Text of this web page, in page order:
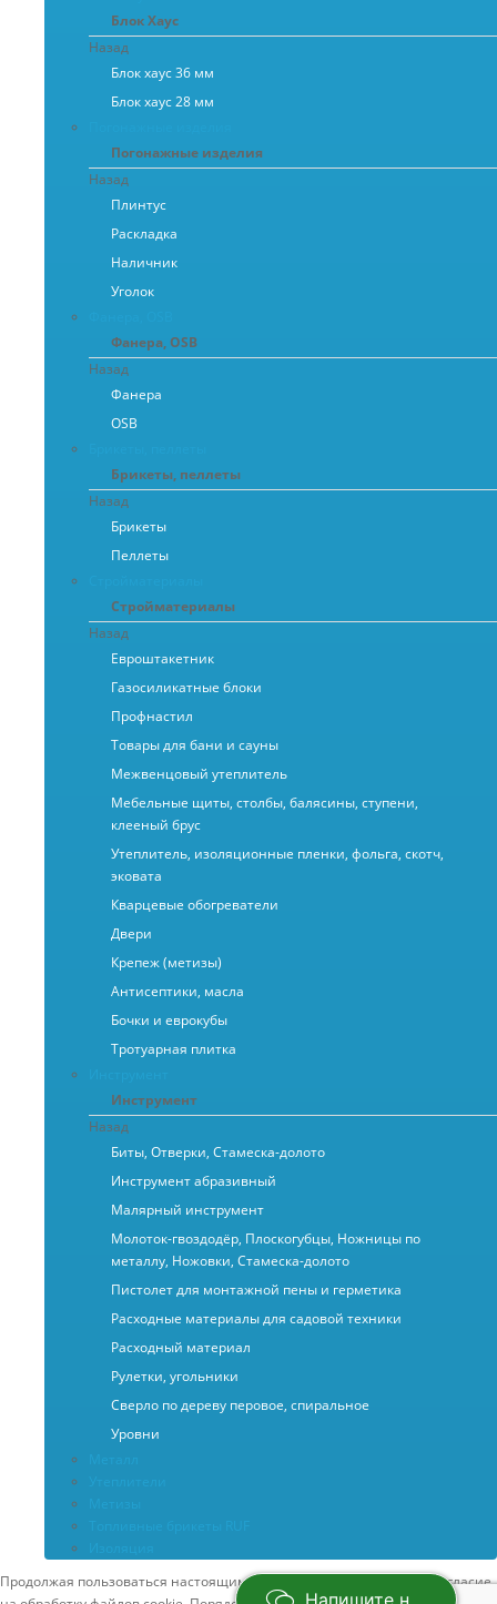
Блок Хаус
Назад
Блок хаус 36 мм
Блок хаус 28 мм
Погонажные изделия
Назад
Плинтус
Раскладка
Наличник
Уголок
Фанера, OSB
Назад
Фанера
OSB
Брикеты, пеллеты
Назад
Брикеты
Пеллеты
Стройматериалы
Назад
Евроштакетник
Газосиликатные блоки
Профнастил
Товары для бани и сауны
Межвенцовый утеплитель
Мебельные щиты, столбы, балясины, ступени,
клееный брус
Утеплитель, изоляционные пленки, фольга, скотч,
эковата
Кварцевые обогреватели
Двери
Крепеж (метизы)
Антисептики, масла
Бочки и еврокубы
Тротуарная плитка
Инструмент
Назад
Биты, Отверки, Стамеска-долото
Инструмент абразивный
Малярный инструмент
Молоток-гвоздодёр, Плоскогубцы, Ножницы по
металлу, Ножовки, Стамеска-долото
Пистолет для монтажной пены и герметика
Расходные материалы для садовой техники
Расходный материал
Рулетки, угольники
Сверло по дереву перовое, спиральное
Уровни
Продолжая пользоваться настоящим сайтом вы выражаете свое согласие